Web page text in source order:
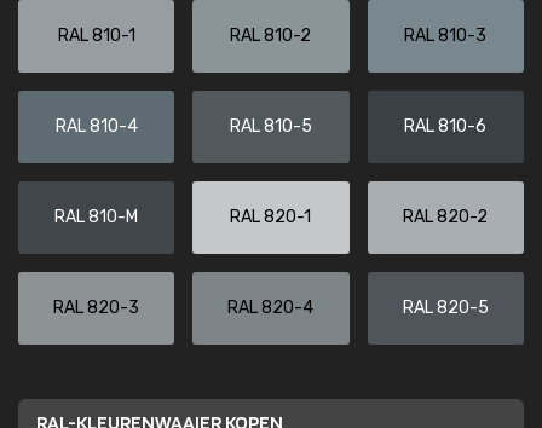
RAL 810-1 RAL 810-2 RAL 810-3
RAL 810-4 RAL 810-5 RAL 810-6
RAL 810-M RAL 820-1 RAL 820-2
RAL 820-3 RAL 820-4 RAL 820-5
RAL-KLEURENWAAIER KOPEN